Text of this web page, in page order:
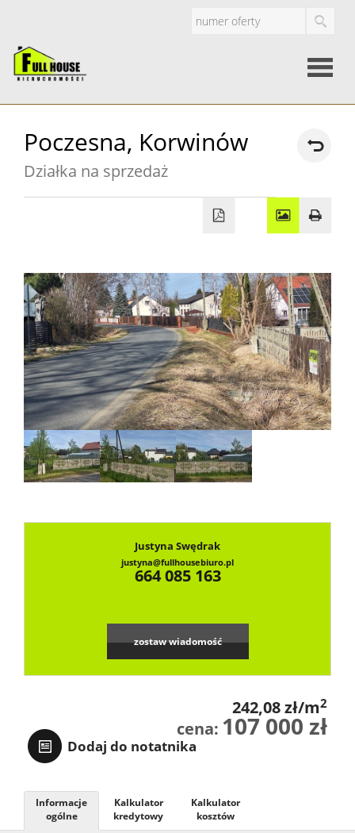
firmie
Domy
Dzialki
Poczesna, Korwinów
Działka na sprzedaż
Justyna Swędrak
justyna@fullhousebiuro.pl
664 085 163
zostaw wiadomość
242,08 zł/m2
cena: 107 000 zł
Dodaj do notatnika
Informacje
ogólne
Kalkulator
kredytowy
Kalkulator
kosztów